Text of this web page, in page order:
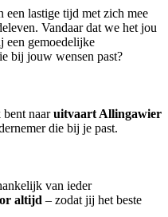
een lastige tijd met zich mee
Vandaar dat we het jou
gemoedelijke
bij jouw wensen past?
naaruitvaart Allingawier
die bij je past.
van ieder
altijd – zodat jij het beste